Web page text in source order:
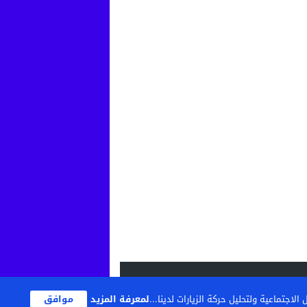
ولتحليل حركة الزيارات لدينا...لمعرفة المزيد موافق